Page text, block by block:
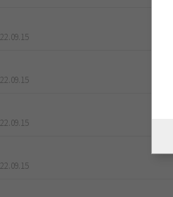
22.09.15
22.09.15
22.09.15
22.09.15